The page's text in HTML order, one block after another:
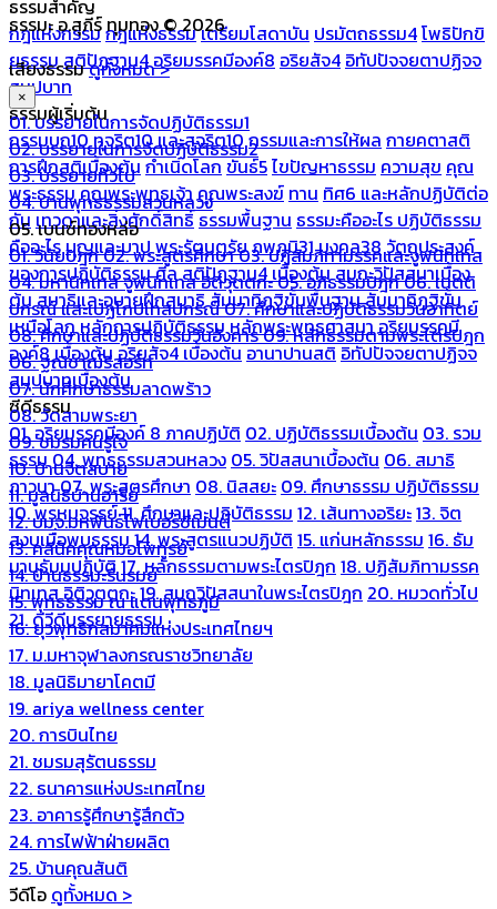
ธรรมสำคัญ
กฎแห่งกรรมกฎแห่งธรรมเตรียมโสดาบัน ปรมัตถธรรม4โพธิปักขิ
ยธรรมสติปัฏฐาน4อริยมรรคมีองค์8 อริยสัจ4 อิทัปปัจจยตาปฏิจจ
สมุปบาท
ธรรมผู้เริ่มต้น
กรรมบถ10 ทุจริต10 และสุจริต10กรรมและการให้ผล กายคตาสติ
การฝึกสติเบื้องต้นกำเนิดโลกขันธ์5ไขปัญหาธรรม ความสุข คุณ
พระธรรมคุณพระพุทธเจ้าคุณพระสงฆ์ ทาน ทิศ6 และหลักปฏิบัติต่อ
กันเทวดาและสิ่งศักดิ์สิทธิ์ธรรมพื้นฐาน ธรรมะคืออะไร ปฏิบัติธรรม
คืออะไรบุญและบาปพระรัตนตรัยภพภูมิ31 มงคล38 วัตถุประสงค์
ของการปฏิบัติธรรมศีลสติปัฏฐาน4 เบื้องต้นสมถะวิปัสสนาเบื้อง
ต้นสมาธิและอุบายฝึกสมาธิสัมมาทิฏฐิขั้นพื้นฐานสัมมาทิฏฐิขั้น
เหนือโลกหลักการปฏิบัติธรรมหลักพระพุทธศาสนาอริยมรรคมี
องค์8 เบื้องต้นอริยสัจ4 เบื้องต้นอานาปานสติอิทัปปัจจยตาปฏิจจ
สมุปบาทเบื้องต้น
ซีดีธรรม
01. อริยมรรคมีองค์ 8 ภาคปฏิบัติ 02. ปฏิบัติธรรมเบื้องต้น 03. รวม
ธรรม04. พุทธธรรมสวนหลวง 05. วิปัสสนาเบื้องต้น 06. สมาธิ
ภาวนา07. พระสูตรศึกษา 08. นิสสยะ 09. ศึกษาธรรม ปฏิบัติธรรม
10. พรหมจรรย์11. ศึกษาและปฏิบัติธรรม 12. เส้นทางอริยะ13. จิต
สงบเมื่อพบธรรม14. พระสูตรแนวปฏิบัติ 15. แก่นหลักธรรม 16. ธัม
มานุธัมมปฏิบัติ17. หลักธรรมตามพระไตรปิฎก 18. ปฏิสัมภิทามรรค
นิทเทส อิติวุตตกะ19. สมถวิปัสสนาในพระไตรปิฎก 20. หมวดทั่วไป
21. ดีวีดีบรรยายธรรม
ธรรมะ อ.สุภีร์ ทุมทอง © 2026
เสียงธรรมดูทั้งหมด >
×
01. บรรยายในการจัดปฏิบัติธรรม1
02. บรรยายในการจัดปฏิบัติธรรม2
03. บรรยายทั่วไป
04. บ้านพุทธธรรมสวนหลวง
05. เบนซ์ทองหล่อ
01. วินัยปิฎก02. พระสูตรศึกษา03. ปฏิสัมภิทามรรคและจูฬนิทเทส
04. มหานิทเทส จูฬนิทเทส อิติวุตตกะ05. อภิธรรมปิฎก06. เนตติ
ปกรณ์ และเปฏโกปเทสปกรณ์07. ศึกษาและปฏิบัติธรรมวันอาทิตย์
08. ศึกษาและปฏิบัติธรรมวันอังคาร09. หลักธรรมตามพระไตรปิฎก
06. ฐณิชาฌ์รีสอร์ท
07. นักศึกษาธรรมลาดพร้าว
08. วัดสามพระยา
09. ชมรมคนรู้ใจ
10. บ้านจิตสบาย
11. มูลนิธิบ้านอารีย์
12. บมจ.มหพันธ์ไฟเบอร์ซีเมนต์
13. คลีนิคคุณหมอไพทูรย์
14. บ้านธรรมะรื่นรมย์
15. พุทธธรรม ณ แดนพุทธภูมิ
16. ยุวพุทธิกสมาคมแห่งประเทศไทยฯ
17. ม.มหาจุฬาลงกรณราชวิทยาลัย
18. มูลนิธิมายาโคตมี
19. ariya wellness center
20. การบินไทย
21. ชมรมสุรัตนธรรม
22. ธนาคารแห่งประเทศไทย
23. อาคารรู้ศึกษารู้สึกตัว
24. การไฟฟ้าฝ่ายผลิต
25. บ้านคุณสันติ
วีดีโอ ดูทั้งหมด >